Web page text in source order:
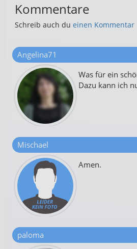
Kommentare
Schreib auch du einen Kommentar
Angelina71
Was für ein
Dazu kann ich
Mischael
Amen.
paloma